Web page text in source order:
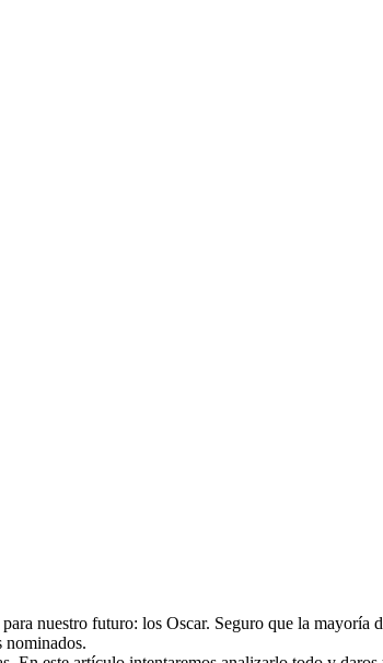
nuestro futuro: los Oscar. Seguro que la mayoría
nominados.